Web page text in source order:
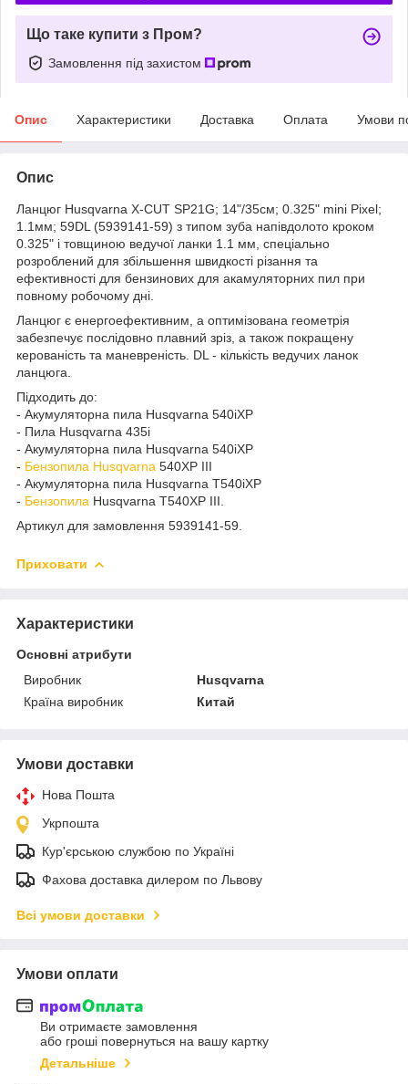
Що таке купити з Пром?
Замовлення під захистом
Опис Характеристики Доставка Оплата Умови
Опис
Ланцюг Husqvarna X-CUT SP21G; 14"/35см; 0.325" mini Pixel;
1.1мм; 59DL (5939141-59) з типом зуба напівдолото кроком
0.325" і товщиною ведучої ланки 1.1 мм, спеціально
розроблений для збільшення швидкості різання та
ефективності для бензинових для акамуляторних пил при
повному робочому дні.
Ланцюг є енергоефективним, а оптимізована геометрія
забезпечує послідовно плавний зріз, а також покращену
керованість та маневреність. DL - кількість ведучих ланок
ланцюга.
Підходить до:
- Акумуляторна пила Husqvarna 540iXP
- Пила Husqvarna 435i
- Акумуляторна пила Husqvarna 540iXP
- Бензопила Husqvarna 540XP III
- Акумуляторна пила Husqvarna T540iXP
- Бензопила Husqvarna T540XP III.
Артикул для замовлення 5939141-59.
Приховати
Характеристики
Основні атрибути
Виробник
Husqvarna
Країна виробник
Китай
Умови доставки
Нова Пошта
Укрпошта
Кур'єрською службою по Україні
Фахова доставка дилером по Львову
Всі умови доставки
Умови оплати
Ви отримаєте замовлення
або гроші повернуться на вашу картку
Детальніше